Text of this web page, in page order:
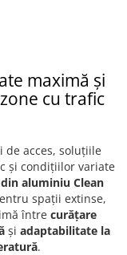
maximă și
cu trafic
acces, soluțiile
și condițiilor variate
aluminiu Clean
spații extinse,
între curățare
și adaptabilitate la
.